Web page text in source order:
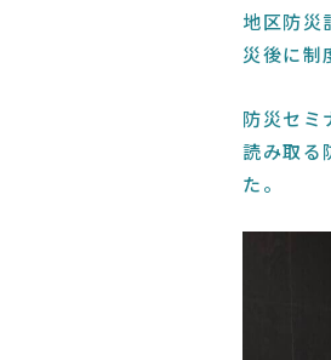
地区防災
災後に制
防災セミ
読み取る
た。